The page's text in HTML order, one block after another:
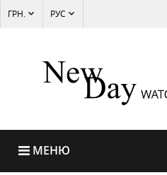
ГРН. РУС
МЕНЮ